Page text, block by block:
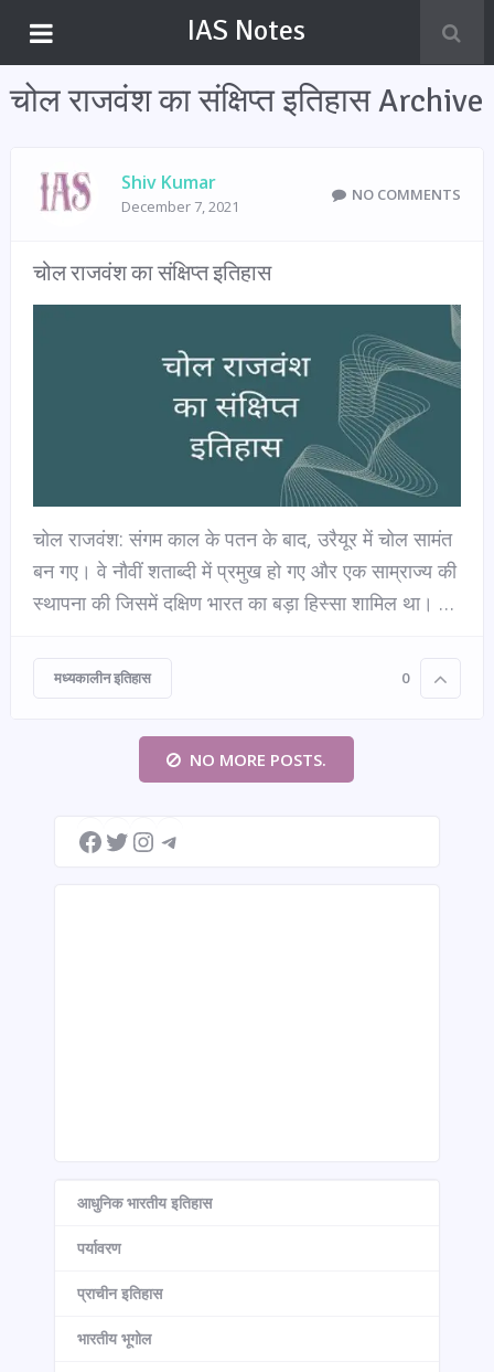
IAS Notes
चोल राजवंश का संक्षिप्त इतिहास Archive
Shiv Kumar
December 7, 2021
NO COMMENTS
चोल राजवंश का संक्षिप्त इतिहास
चोल राजवंश: संगम काल के पतन के बाद, उरैयूर में चोल सामंत
बन गए। वे नौवीं शताब्दी में प्रमुख हो गए और एक साम्राज्य की
स्थापना की जिसमें दक्षिण भारत का बड़ा हिस्सा शामिल था। …
मध्यकालीन इतिहास 0
NO MORE POSTS.
Facebook
TwitterInstagram
आधुनिक भारतीय इतिहास
पर्यावरण
प्राचीन इतिहास
भारतीय भूगोल